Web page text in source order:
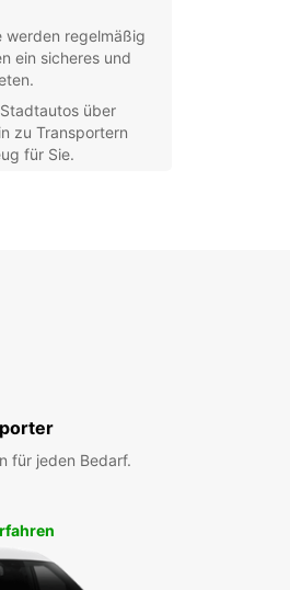
werden regelmäßig
ein sicheres und
über
zu Transportern
für Sie.
für jeden Bedarf.